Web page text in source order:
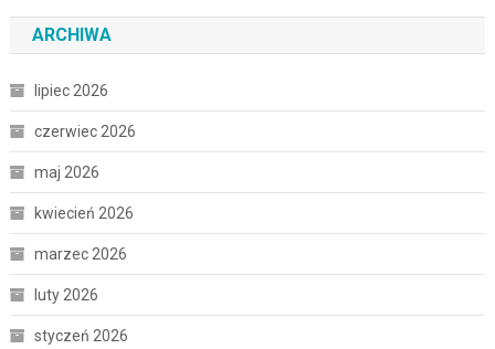
ARCHIWA
lipiec 2026
czerwiec 2026
maj 2026
kwiecień 2026
marzec 2026
luty 2026
styczeń 2026